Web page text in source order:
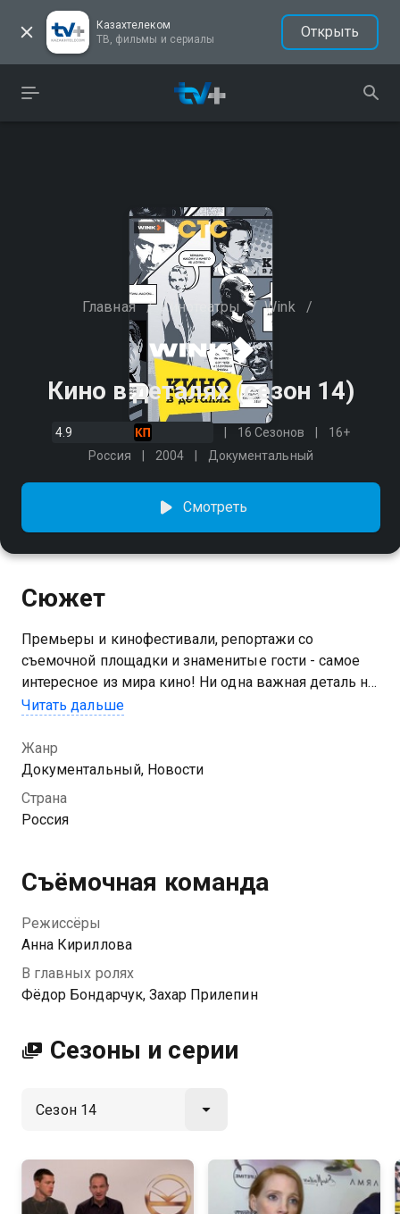
Казахтелеком
ТВ, фильмы и сериалы
Открыть
Главная / Кинотеатры / Wink /
Кино в деталях (сезон 14)
4.9 16 Сезонов
16+
Россия
2004 Документальный
Смотреть
Сюжет
Премьеры и кинофестивали, репортажи со
съемочной площадки и знаменитые гости - самое
интересное из мира кино! Ни одна важная деталь не
окажется за кадром.
Посмотреть онлайн 14 сезон сериала Кино в
деталях вы можете совершенно бесплатно в
хорошем HD качестве на Казахтелеком
Читать дальше
Жанр
Документальный, Новости
Страна
Россия
Съёмочная команда
Режиссёры
Анна Кириллова
В главных ролях
Фёдор Бондарчук, Захар Прилепин
Сезоны и серии